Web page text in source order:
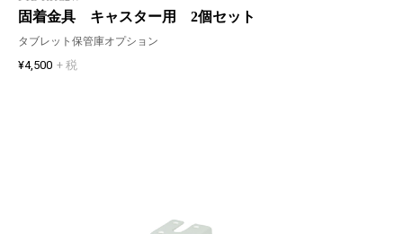
固着金具 キャスター用 2個セット
タブレット保管庫オプション
¥4,500 + 税